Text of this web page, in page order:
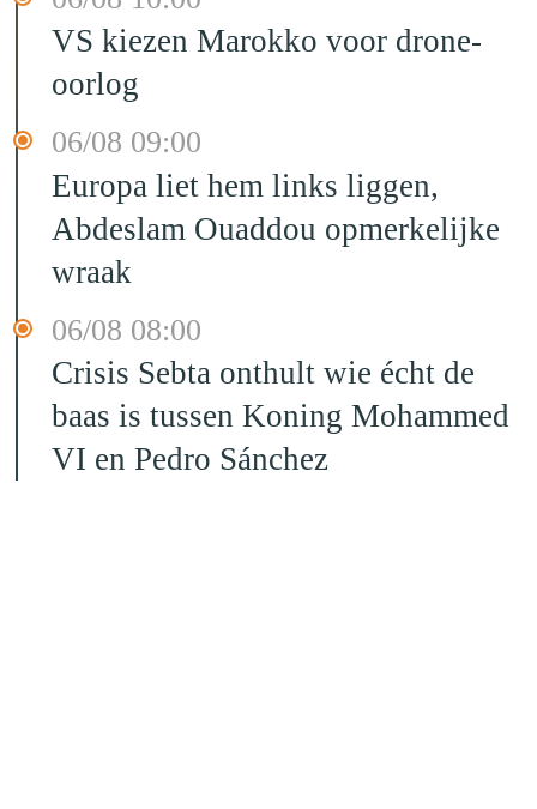
VS kiezen Marokko voor drone-
oorlog
06/08 09:00
Europa liet hem links liggen,
Abdeslam Ouaddou opmerkelijke
wraak
06/08 08:00
Crisis Sebta onthult wie écht de
baas is tussen Koning Mohammed
VI en Pedro Sánchez